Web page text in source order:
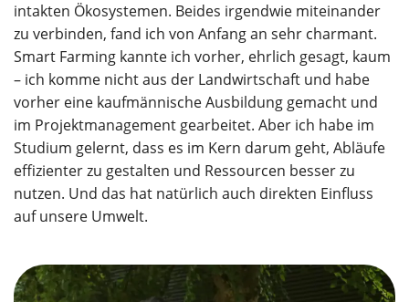
intakten Ökosystemen. Beides irgendwie miteinander
zu verbinden, fand ich von Anfang an sehr charmant.
Smart Farming kannte ich vorher, ehrlich gesagt, kaum
– ich komme nicht aus der Landwirtschaft und habe
vorher eine kaufmännische Ausbildung gemacht und
im Projektmanagement gearbeitet. Aber ich habe im
Studium gelernt, dass es im Kern darum geht, Abläufe
effizienter zu gestalten und Ressourcen besser zu
nutzen. Und das hat natürlich auch direkten Einfluss
auf unsere Umwelt.